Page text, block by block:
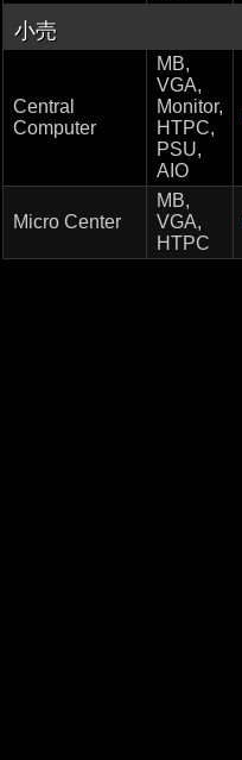
小売
Central
Computer
MB,
VGA,
Monitor,
HTPC,
PSU,
AIO
Micro Center
MB,
VGA,
HTPC